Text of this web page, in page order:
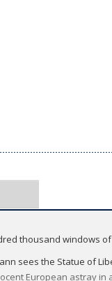
thousand windows
sees the Statue of
European astray